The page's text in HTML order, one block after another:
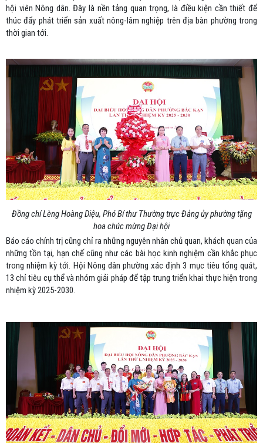
hội viên Nông dân. Đây là nền tảng quan trọng, là điều kiện cần thiết để
thúc đẩy phát triển sản xuất nông-lâm nghiệp trên địa bàn phường trong
thời gian tới.
Đồng chí Lèng Hoàng Diệu, Phó Bí thư Thường trực Đảng ủy phường tặng
hoa chúc mừng Đại hội
Báo cáo chính trị cũng chỉ ra những nguyên nhân chủ quan, khách quan của
những tồn tại, hạn chế cũng như các bài học kinh nghiệm cần khắc phục
trong nhiệm kỳ tới. Hội Nông dân phường xác định 3 mục tiêu tổng quát,
13 chỉ tiêu cụ thể và nhóm giải pháp để tập trung triển khai thực hiện trong
nhiệm kỳ 2025-2030.